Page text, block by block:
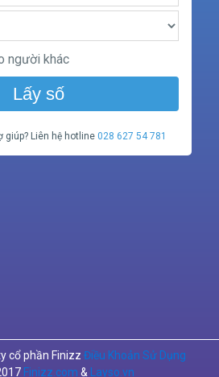
người khác
Lấy số
giúp? Liên hệ hotline028 627 54 781
cổ phần Finizz Điều Khoản Sử Dụng
Finizz.com & Layso.vn